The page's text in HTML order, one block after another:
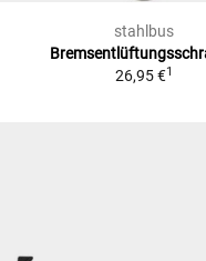
stahlbus
26,95 €1